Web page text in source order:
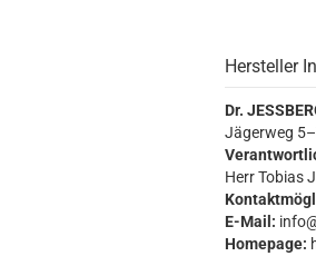
Hersteller
Dr.
Jägerweg
Herr Tobias
E-Mail:
Homepage: